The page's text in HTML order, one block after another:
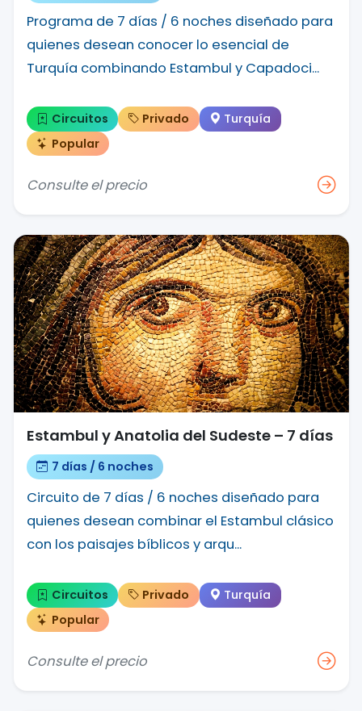
Programa de 7 días / 6 noches diseñado para
quienes desean conocer lo esencial de
Turquía combinando Estambul y Capadoci...
Circuitos Privado
Turquía
Popular
Consulte el precio
Estambul y Anatolia del Sudeste – 7 días
7 días / 6 noches
Circuito de 7 días / 6 noches diseñado para
quienes desean combinar el Estambul clásico
con los paisajes bíblicos y arqu...
Circuitos Privado
Turquía
Popular
Consulte el precio